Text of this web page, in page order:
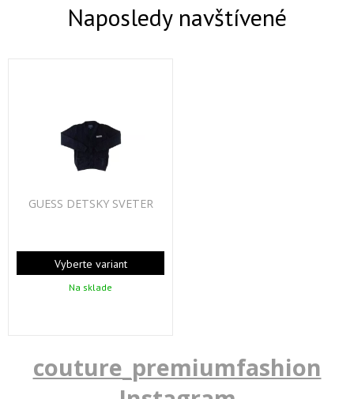
Naposledy navštívené
GUESS DETSKY SVETER
Vyberte variant
Na sklade
couture_premiumfashion